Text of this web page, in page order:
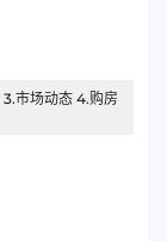
市场动态 4.购房